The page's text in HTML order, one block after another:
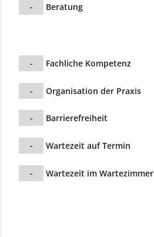
- Beratung
- Fachliche Kompetenz
- Organisation der Praxis
- Barrierefreiheit
- Wartezeit auf Termin
- Wartezeit im Wartezimmer